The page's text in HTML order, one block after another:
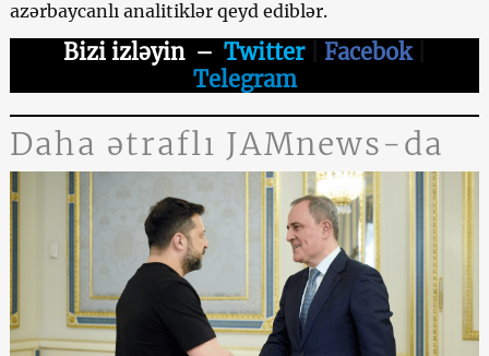
azərbaycanlı analitiklər qeyd ediblər.
Bizi izləyin– Twitter| Facebok
Telegram
Daha ətraflı JAMnews-da